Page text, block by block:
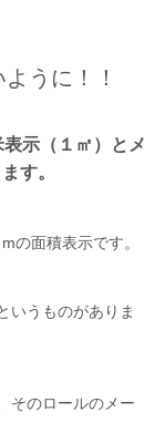
うに！！
示（１㎡）とメ
す。
の面積表示です。
いうものがありま
そのロールのメー